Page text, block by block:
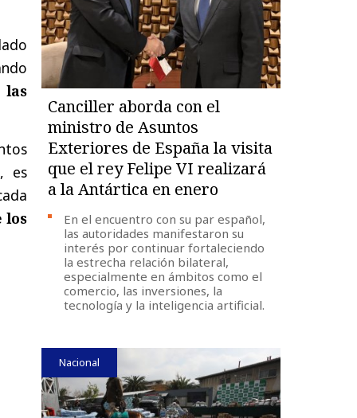
las
es
los
Canciller aborda con el
ministro de Asuntos
Exteriores de España la visita
que el rey Felipe VI realizará
a la Antártica en enero
En el encuentro con su par español,
las autoridades manifestaron su
interés por continuar fortaleciendo
la estrecha relación bilateral,
especialmente en ámbitos como el
comercio, las inversiones, la
tecnología y la inteligencia artificial.
Nacional